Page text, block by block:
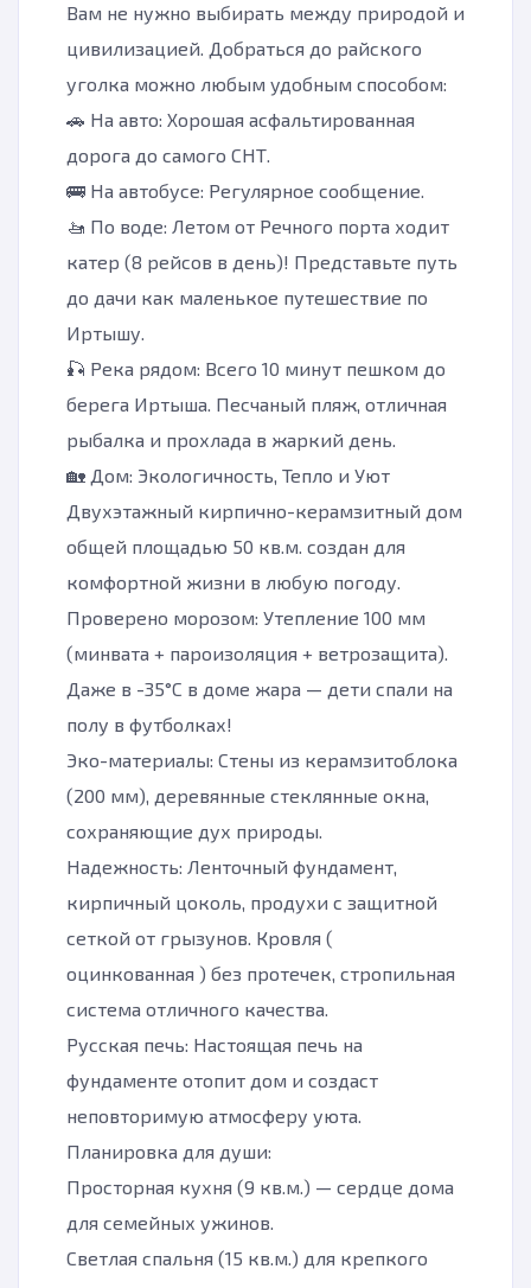
Вам не нужно выбирать между природой и
цивилизацией. Добраться до райского
уголка можно любым удобным способом:
🚗 На авто: Хорошая асфальтированная
дорога до самого СНТ.
🚌 На автобусе: Регулярное сообщение.
🚤 По воде: Летом от Речного порта ходит
катер (8 рейсов в день)! Представьте путь
до дачи как маленькое путешествие по
Иртышу.
🎣 Река рядом: Всего 10 минут пешком до
берега Иртыша. Песчаный пляж, отличная
рыбалка и прохлада в жаркий день.
🏡 Дом: Экологичность, Тепло и Уют
Двухэтажный кирпично-керамзитный дом
общей площадью 50 кв.м. создан для
комфортной жизни в любую погоду.
Проверено морозом: Утепление 100 мм
(минвата + пароизоляция + ветрозащита).
Даже в -35°C в доме жара — дети спали на
полу в футболках!
Эко-материалы: Стены из керамзитоблока
(200 мм), деревянные стеклянные окна,
сохраняющие дух природы.
Надежность: Ленточный фундамент,
кирпичный цоколь, продухи с защитной
сеткой от грызунов. Кровля (
оцинкованная ) без протечек, стропильная
система отличного качества.
Русская печь: Настоящая печь на
фундаменте отопит дом и создаст
неповторимую атмосферу уюта.
Планировка для души:
Просторная кухня (9 кв.м.) — сердце дома
для семейных ужинов.
Светлая спальня (15 кв.м.) для крепкого